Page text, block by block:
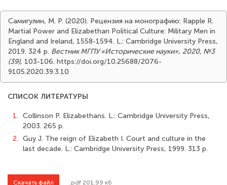
Самигулин, М. Р. (2020). Рецензия на монографию: Rapple R.
Martial Power and Elizabethan Political Culture: Military Men in
England and Ireland, 1558-1594. L.: Cambridge University Press,
2019. 324 p. Вестник МГПУ «Исторические науки», 2020, №3
(39), 103-106. https://doi.org/10.25688/2076-
9105.2020.39.3.10
СПИСОК ЛИТЕРАТУРЫ
1. Collinson P. Elizabethans. L.: Cambridge University Press,
2003. 265 p.
2. Guy J. The reign of Elizabeth I. Court and culture in the
last decade. L.: Cambridge University Press, 1999. 313 p.
Скачать файл .pdf 201.99 кб